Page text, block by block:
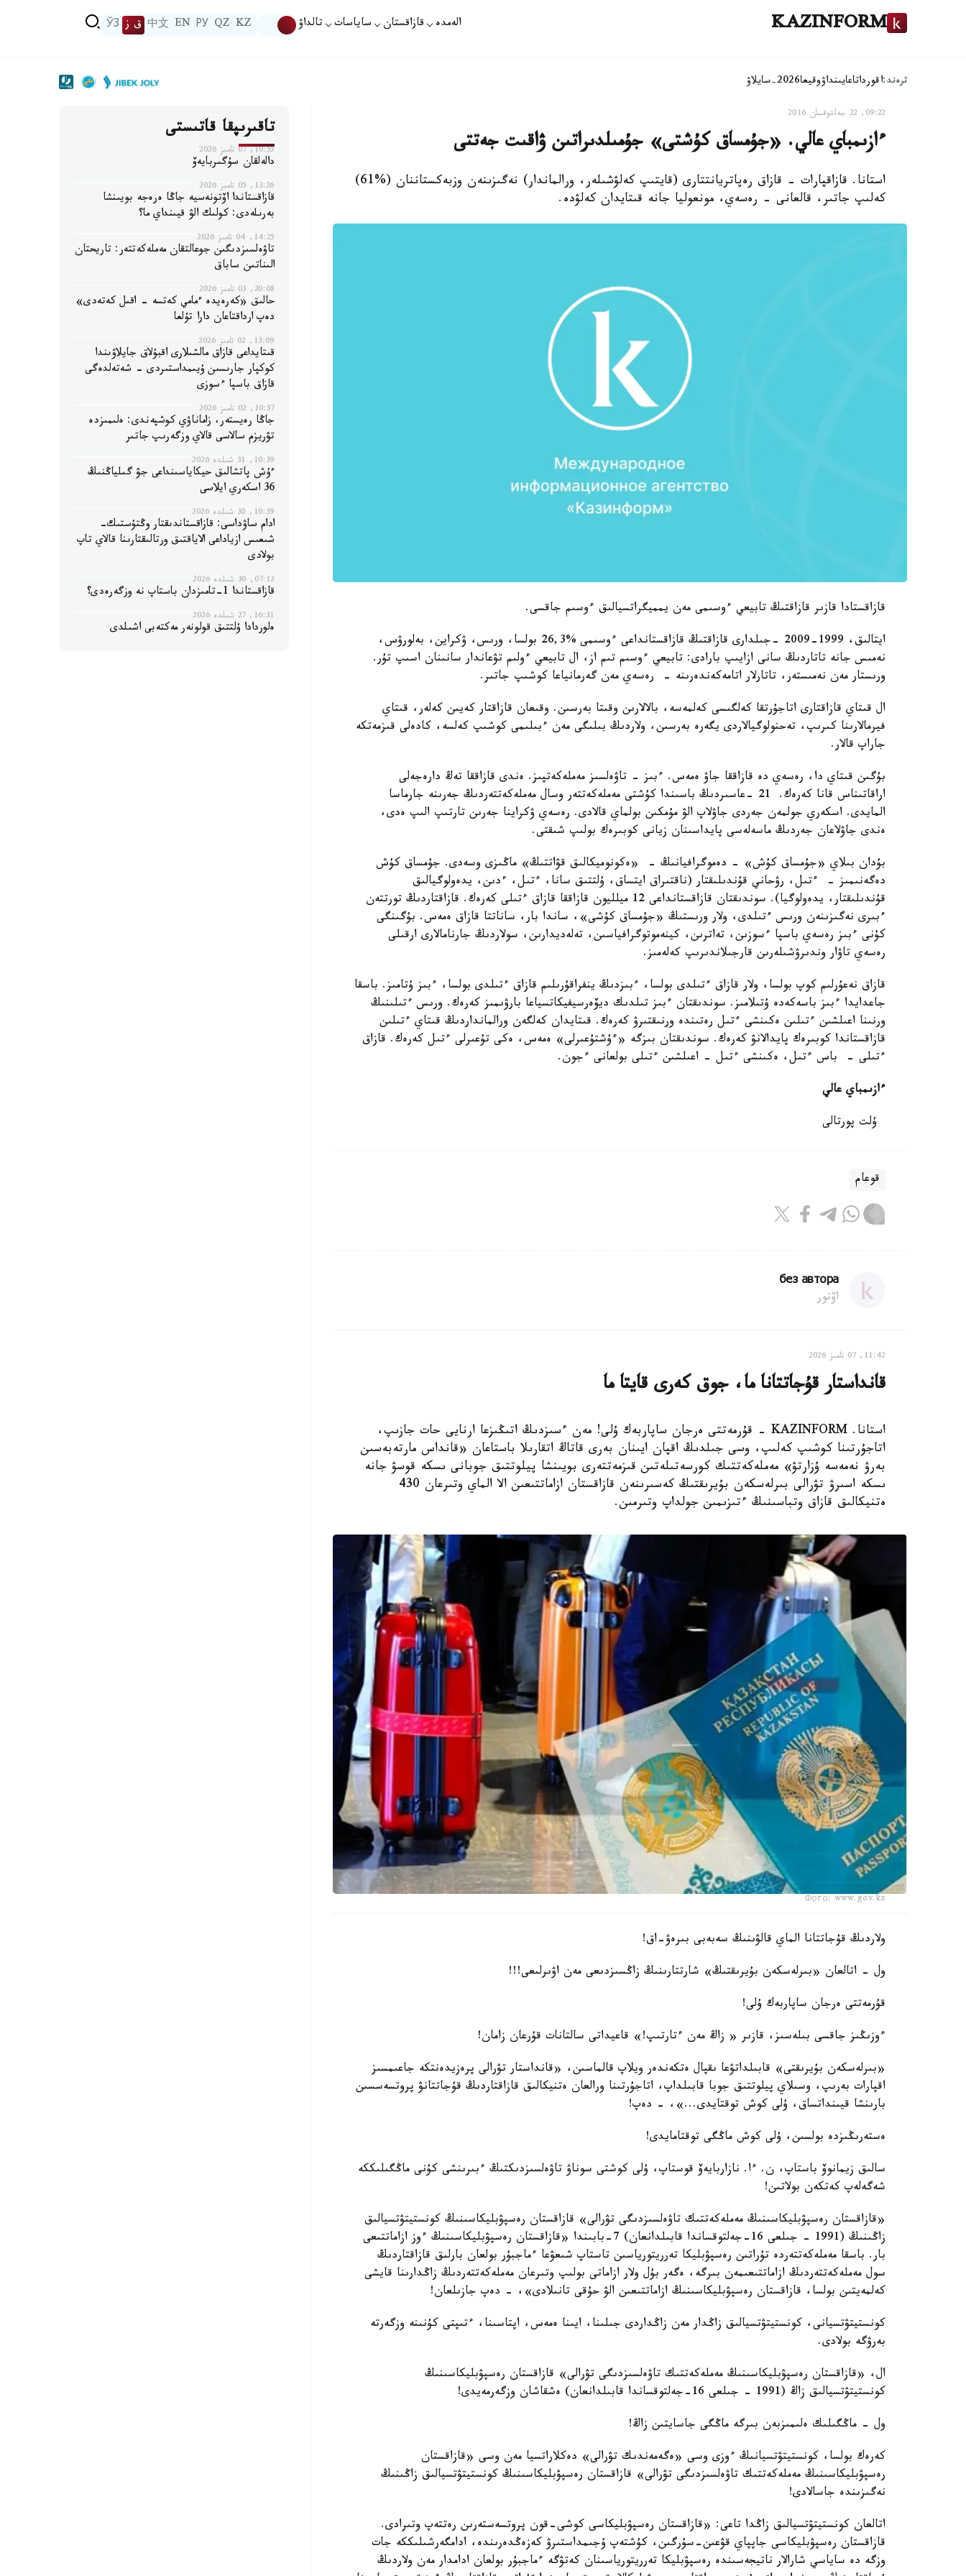
KAZINFORM الەمدە قازاقستان ساياسات تالداۋ KZ
QZ
РУ
EN
中文 ق ز ЎЗ
ترەند:اقورداتاعايىنداۋوقيعا2026-سايلاۋ
09:22, 22 جەلتوقسان 2016
ءازىمباي عالي. «جۇمساق كۇشتى» جۇمىلدىراتىن ۋاقىت جەتتى
استانا. قازاقپارات - قازاق رەپاتريانتتارى (قايتىپ كەلۋشىلەر، ورالماندار) نەگىزىنەن وزبەكستاننان (%61)
كەلىپ جاتىر، قالعانى - رەسەي، مونعوليا جانە قىتايدان كەلۋدە.
قازاقستادا قازىر قازاقتىڭ تابيعي ءوسىمى مەن يمميگراتسيالىق ءوسىم جاقسى.
ايتالىق، 1999-2009 -جىلدارى قازاقتىڭ قازاقستانداعى ءوسىمى %26,3 بولسا، ورىس، ۋكراين، بەلورۋس،
نەمىس جانە تاتاردىڭ سانى ازايىپ بارادى: تابيعي ءوسىم تىم از، ال تابيعي ءولىم تۋعاندار سانىنان اسىپ تۇر.
ورىستار مەن نەمىستەر، تاتارلار اتامەكەندەرىنە - رەسەي مەن گەرمانياعا كوشىپ جاتىر.
ال قىتاي قازاقتارى اتاجۇرتقا كەلگىسى كەلمەسە، بالالارىن وقىتا بەرسىن. وقىعان قازاقتار كەيىن كەلەر، قىتاي
فيرمالارىنا كىرىپ، تەحنولوگيالاردى يگەرە بەرسىن، ولاردىڭ بىلىگى مەن ءبىلىمى كوشىپ كەلسە، كادەلى قىزمەتكە
جاراپ قالار.
بۇگىن قىتاي دا، رەسەي دە قازاققا جاۋ ەمەس. ءبىز - تاۋەلسىز مەملەكەتپىز. ەندى قازاققا تەڭ دارەجەلى
اراقاتىناس قانا كەرەك. 21 -عاسىردىڭ باسىندا كۇشتى مەملەكەتتەر وسال مەملەكەتتەردىڭ جەرىنە جارماسا
المايدى. اسكەري جولمەن جەردى جاۋلاپ الۋ مۇمكىن بولماي قالادى. رەسەي ۋكراينا جەرىن تارتىپ الىپ ەدى،
ەندى جاۋلاعان جەردىڭ ماسەلەسى پايداسىنان زيانى كوبىرەك بولىپ شىقتى.
بۇدان بىلاي «جۇمساق كۇش» - دەموگرافيانىڭ - «ەكونوميكالىق قۋاتتىڭ» ماڭىزى وسەدى. جۇمساق كۇش
دەگەنىمىز - ءتىل، رۋحاني قۇندىلىقتار (ناقتىراق ايتساق، ۇلتتىق سانا، ءتىل، ءدىن، يدەولوگيالىق
قۇندىلىقتار، يدەولوگيا). سوندىقتان قازاقستانداعى 12 ميلليون قازاققا قازاق ءتىلى كەرەك. قازاقتاردىڭ تورتتەن
ءبىرى نەگىزىنەن ورىس ءتىلدى، ولار ورىستىڭ «جۇمساق كۇشى»، ساندا بار، ساناتتا قازاق ەمەس. بۇگىنگى
كۇنى ءبىز رەسەي باسپا ءسوزىن، تەاترىن، كينەموتوگرافياسىن، تەلەديدارىن، سولاردىڭ جارنامالارى ارقىلى
رەسەي تاۋار وندىرۋشىلەرىن قارجىلاندىرىپ كەلەمىز.
قازاق نەعۇرلىم كوپ بولسا، ولار قازاق ءتىلدى بولسا، ءبىزدىڭ ينفراقۇرىلىم قازاق ءتىلدى بولسا، ءبىز ۇتامىز. باسقا
جاعدايدا ءبىز باسەكەدە ۇتىلامىز. سوندىقتان ءبىز تىلدىك ديۆەرسيفيكاتسياعا بارۋىمىز كەرەك. ورىس ءتىلىنىڭ
ورنىنا اعىلشىن ءتىلىن ەكىنشى ءتىل رەتىندە ورنىقتىرۋ كەرەك. قىتايدان كەلگەن ورالمانداردىڭ قىتاي ءتىلىن
قازاقستاندا كوبىرەك پايدالانۋ كەرەك. سوندىقتان بىزگە «ءۇشتۇعىرلى» ەمەس، ەكى تۇعىرلى ءتىل كەرەك. قازاق
ءتىلى - باس ءتىل، ەكىنشى ءتىل - اعىلشىن ءتىلى بولعانى ءجون.
ءازىمباي عالي
ۇلت پورتالى
قوعام
без автора
اۆتور
11:42, 07 تامىز 2026
قانداستار قۇجاتتانا ما، جوق كەرى قايتا ما
استانا. KAZINFORM - قۇرمەتتى ەرجان ساپاربەك ۇلى! مەن ءسىزدىڭ اتىڭىزعا ارنايى حات جازىپ،
اتاجۇرتىنا كوشىپ كەلىپ، وسى جىلدىڭ اقپان ايىنان بەرى قاتاڭ اتقارىلا باستاعان «قانداس مارتەبەسىن
بەرۋ نەمەسە ۇزارتۋ» مەملەكەتتىك كورسەتىلەتىن قىزمەتتەرى بويىنشا پيلوتتىق جوبانى ىسكە قوسۋ جانە
ىسكە اسىرۋ تۋرالى بىرلەسكەن بۇيرىقتىڭ كەسىرىنەن قازاقستان ازاماتتىعىن الا الماي وتىرعان 430
ەتنيكالىق قازاق وتباسىنىڭ ءتىزىمىن جولداپ وتىرمىن.
Фото: www.gov.kz
ولاردىڭ قۇجاتتانا الماي قالۋىنىڭ سەبەبى بىرەۋ-اق!
ول - اتالعان «بىرلەسكەن بۇيرىقتىڭ» شارتتارىنىڭ زاڭسىزدىعى مەن اۋىرلىعى!!!
قۇرمەتتى ەرجان ساپاربەك ۇلى!
ءوزىڭىز جاقسى بىلەسىز، قازىر « زاڭ مەن ءتارتىپ!» قاعيداتى سالتانات قۇرعان زامان!
«بىرلەسكەن بۇيرىقتى» قابىلداتۋعا ىقپال ەتكەندەر ويلاپ قالماسىن، «قانداستار تۋرالى پرەزيدەنتكە جاعىمسىز
اقپارات بەرىپ، وسىلاي پيلوتتىق جوبا قابىلداپ، اتاجۇرتىنا ورالعان ەتنيكالىق قازاقتاردىڭ قۇجاتتانۋ پروتسەسسىن
بارىنشا قيىنداتساق، ۇلى كوش توقتايدى...»، - دەپ!
ەستەرىڭىزدە بولسىن، ۇلى كوش ماڭگى توقتامايدى!
سالىق زيمانوۆ باستاپ، ن. ءا. نازاربايەۆ قوستاپ، ۇلى كوشتى سوناۋ تاۋەلسىزدىكتىڭ ءبىرىنشى كۇنى ماڭگىلىككە
شەگەلەپ كەتكەن بولاتىن!
«قازاقستان رەسپۋبليكاسىنىڭ مەملەكەتتىك تاۋەلسىزدىگى تۋرالى» قازاقستان رەسپۋبليكاسىنىڭ كونستيتۋتسيالىق
زاڭىنىڭ (1991 - جىلعى 16-جەلتوقساندا قابىلدانعان) 7-بابىندا «قازاقستان رەسپۋبليكاسىنىڭ ءوز ازاماتتىعى
بار. باسقا مەملەكەتتەردە تۇراتىن رەسپۋبليكا تەرريتورياسىن تاستاپ شىعۋعا ءماجبۇر بولعان بارلىق قازاقتاردىڭ
سول مەملەكەتتەردىڭ ازاماتتىعىمەن بىرگە، ەگەر بۇل ولار ازاماتى بولىپ وتىرعان مەملەكەتتەردىڭ زاڭدارىنا قايشى
كەلمەيتىن بولسا، قازاقستان رەسپۋبليكاسىنىڭ ازاماتتىعىن الۋ حۇقى تانىلادى»، - دەپ جازىلعان!
كونستيتۋتسيانى، كونستيتۋتسيالىق زاڭدار مەن زاڭداردى جىلىنا، ايىنا ەمەس، اپتاسىنا، ءتىپتى كۇنىنە وزگەرتە
بەرۋگە بولادى.
ال، «قازاقستان رەسپۋبليكاسىنىڭ مەملەكەتتىك تاۋەلسىزدىگى تۋرالى» قازاقستان رەسپۋبليكاسىنىڭ
كونستيتۋتسيالىق زاڭ (1991 - جىلعى 16-جەلتوقساندا قابىلدانعان) ەشقاشان وزگەرمەيدى!
ول - ماڭگىلىك ەلىمىزبەن بىرگە ماڭگى جاسايتىن زاڭ!
كەرەك بولسا، كونستيتۋتسيانىڭ ءوزى وسى «ەگەمەندىك تۋرالى» دەكلاراتسيا مەن وسى «قازاقستان
رەسپۋبليكاسىنىڭ مەملەكەتتىك تاۋەلسىزدىگى تۋرالى» قازاقستان رەسپۋبليكاسىنىڭ كونستيتۋتسيالىق زاڭىنىڭ
نەگىزىندە جاسالادى!
اتالعان كونستيتۋتسيالىق زاڭدا تاعى: «قازاقستان رەسپۋبليكاسى كوشى-قون پروتسەستەرىن رەتتەپ وتىرادى.
قازاقستان رەسپۋبليكاسى جاپپاي قۋعىن-سۇرگىن، كۇشتەپ ۇجىمداستىرۋ كەزەڭدەرىندە، ادامگەرشىلىككە جات
وزگە دە ساياسي شارالار ناتيجەسىندە رەسپۋبليكا تەرريتورياسىنان كەتۋگە ءماجبۇر بولعان ادامدار مەن ولاردىڭ
تاقىرىپقا قاتىستى
10:55, 07 تامىز 2026
دالەلقان سۇگىربايەۆ
13:26, 05 تامىز 2026
قازاقستاندا اۆتونەسيە جاڭا ەرەجە بويىنشا
بەرىلەدى: كولىك الۋ قيىنداي ما؟
14:25, 04 تامىز 2026
تاۋەلسىزدىگىن جوعالتقان مەملەكەتتەر: تاريحتان
الىناتىن ساباق
20:08, 03 تامىز 2026
حالىق «كەرەيدە ءمامي كەتسە - اقىل كەتەدى»
دەپ ارداقتاعان دارا تۇلعا
13:09, 02 تامىز 2026
قىتايداعى قازاق مالشىلارى اقبۇلاق جايلاۋىندا
كوكپار جارىسىن ۇيىمداستىردى - شەتەلدەگى
قازاق باسپا ءسوزى
10:57, 02 تامىز 2026
جاڭا رەيستەر، زاماناۋي كوشپەندى: ەلىمىزدە
تۋريزم سالاسى قالاي وزگەرىپ جاتىر
10:39, 31 شىلدە 2026
ءۇش پاتشالىق حيكاياسىنداعى جۋ گىلياڭنىڭ
36 اسكەري ايلاسى
10:39, 30 شىلدە 2026
ادام ساۋداسى: قازاقستاندىقتار وڭتۇستىك-
شىعىس ازياداعى الاياقتىق ورتالىقتارىنا قالاي تاپ
بولادى
07:12, 30 شىلدە 2026
قازاقستاندا 1-تامىزدان باستاپ نە وزگەرەدى؟
16:31, 27 شىلدە 2026
ەلوردادا ۇلتتىق قولونەر مەكتەبى اشىلدى